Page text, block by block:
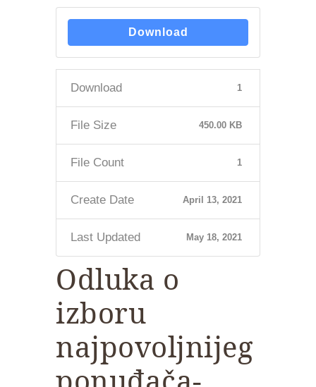
Download
Download 1
File Size 450.00 KB
File Count 1
Create Date April 13, 2021
Last Updated May 18, 2021
Odluka o
izboru
najpovoljnijeg